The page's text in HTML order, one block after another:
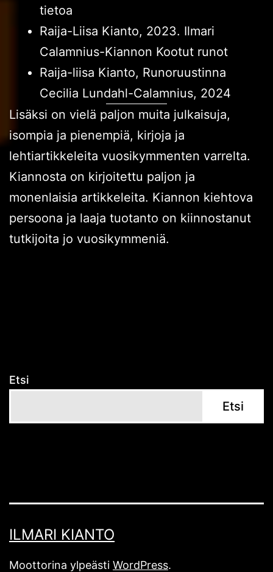
tietoa
Raija-Liisa Kianto, 2023. Ilmari
Calamnius-Kiannon Kootut runot
Raija-liisa Kianto, Runoruustinna
Cecilia Lundahl-Calamnius, 2024
Lisäksi on vielä paljon muita julkaisuja,
isompia ja pienempiä, kirjoja ja
lehtiartikkeleita vuosikymmenten varrelta.
Kiannosta on kirjoitettu paljon ja
monenlaisia artikkeleita. Kiannon kiehtova
persoona ja laaja tuotanto on kiinnostanut
tutkijoita jo vuosikymmeniä.
Etsi
Etsi
ILMARI KIANTO
Moottorina ylpeästi WordPress.